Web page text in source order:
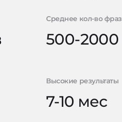
Среднее кол-во фраз
500-2000
Высокие результаты
7-10 мес